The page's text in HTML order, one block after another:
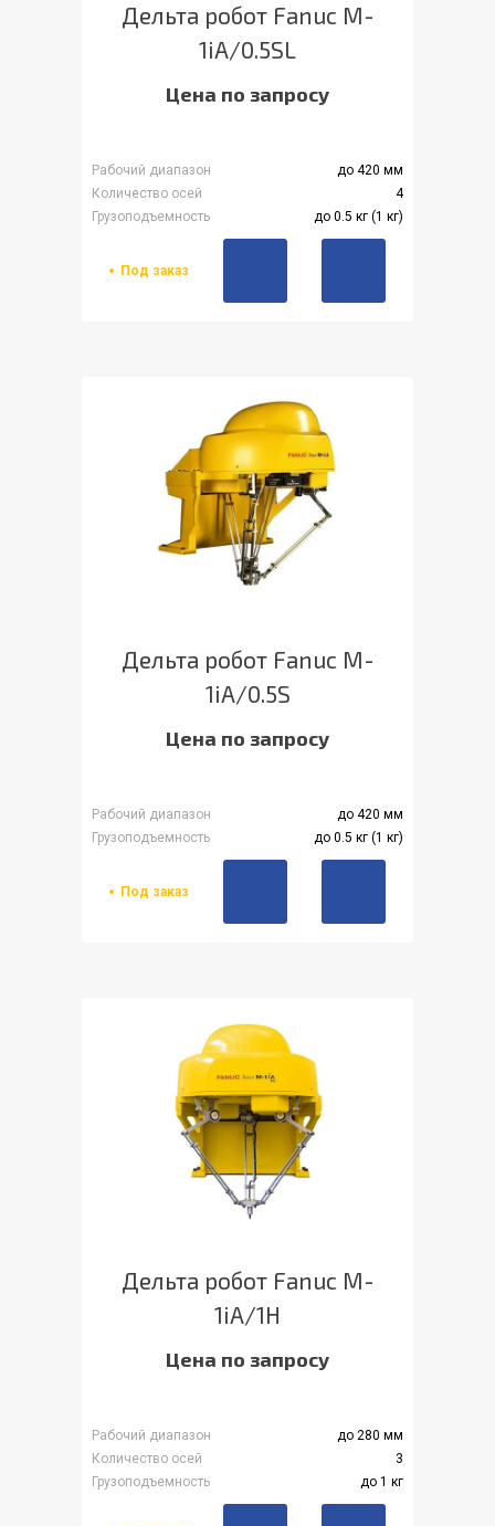
Дельта робот Fanuc M-
1iA/0.5SL
Цена по запросу
Рабочий диапазон
до 420 мм
Количество осей
4
Грузоподъемность
до 0.5 кг (1 кг)
Под заказ
Дельта робот Fanuc M-
1iA/0.5S
Цена по запросу
Рабочий диапазон
до 420 мм
Грузоподъемность
до 0.5 кг (1 кг)
Под заказ
Дельта робот Fanuc M-
1iA/1H
Цена по запросу
Рабочий диапазон
до 280 мм
Количество осей
3
Грузоподъемность
до 1 кг